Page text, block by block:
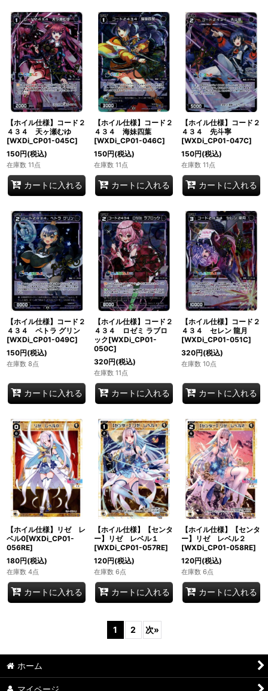
【ホイル仕様】コード２
４３４ 天ヶ瀬むゆ
[WXDi_CP01-045C]
150円(税込)
在庫数 11点
カートに入れる
【ホイル仕様】コード２
４３４ 海妹四葉
[WXDi_CP01-046C]
150円(税込)
在庫数 11点
カートに入れる
【ホイル仕様】コード２
４３４ 先斗寧
[WXDi_CP01-047C]
150円(税込)
在庫数 11点
カートに入れる
【ホイル仕様】コード２
４３４ ペトラ グリン
[WXDi_CP01-049C]
150円(税込)
在庫数 8点
カートに入れる
【ホイル仕様】コード２
４３４ ロゼミ ラブロ
ック[WXDi_CP01-
050C]
320円(税込)
在庫数 11点
カートに入れる
【ホイル仕様】コード２
４３４ セレン 龍月
[WXDi_CP01-051C]
320円(税込)
在庫数 10点
カートに入れる
【ホイル仕様】リゼ レ
ベル0[WXDi_CP01-
056RE]
180円(税込)
在庫数 4点
カートに入れる
【ホイル仕様】【センタ
ー】リゼ レベル１
[WXDi_CP01-057RE]
120円(税込)
在庫数 6点
カートに入れる
【ホイル仕様】【センタ
ー】リゼ レベル２
[WXDi_CP01-058RE]
120円(税込)
在庫数 6点
カートに入れる
1 2 次»
ホーム
マイページ